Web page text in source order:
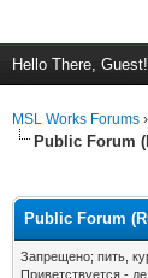
Hello There, Guest!
MSL Works Forums ›
Public Forum
Public Forum
Запрещено; пить,
Приветствуется -